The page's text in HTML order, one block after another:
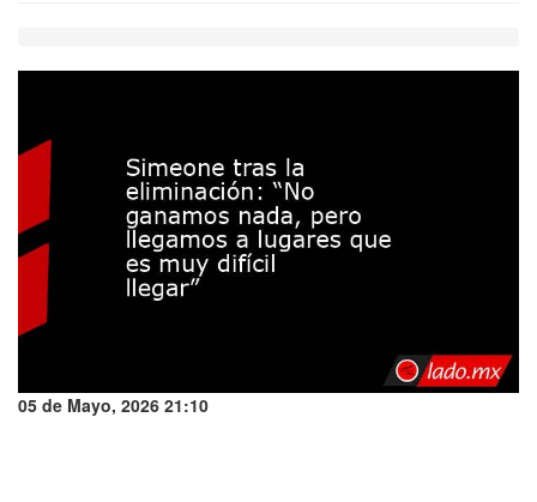
05 de Mayo, 2026 21:10